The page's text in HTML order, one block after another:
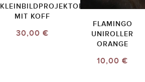
KLEINBILDPROJEKTOR
MIT KOFF
30,00 €
FLAMINGO
UNIROLLER
ORANGE
10,00 €